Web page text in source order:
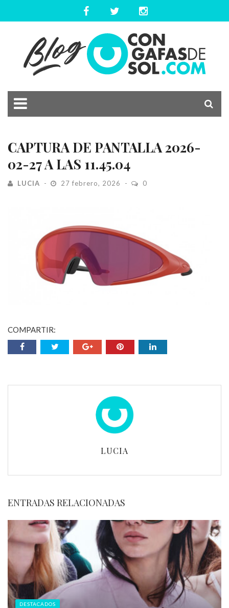
CAPTURA DE PANTALLA 2026-
02-27 A LAS 11.45.04
LUCIA 27 febrero, 2026 0
COMPARTIR:
LUCIA
ENTRADAS RELACIONADAS
DESTACADOS